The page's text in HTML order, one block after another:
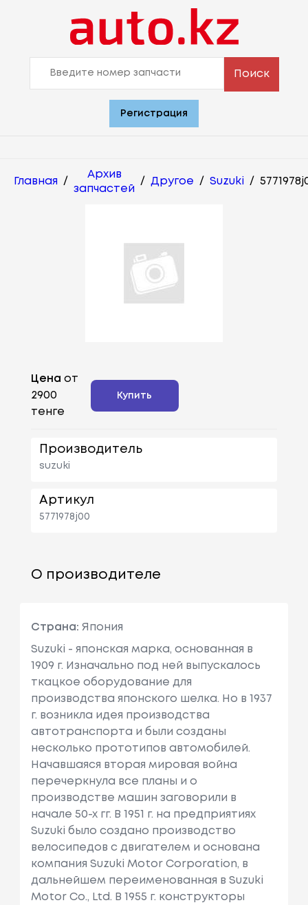
Поиск
Регистрация
Главная /
Архив
запчастей
/ Другое / Suzuki /
Цена от
2900
тенге
Купить
Производитель
suzuki
Артикул
5771978j00
О производителе
Страна: Япония
Suzuki - японская марка, основанная в
1909 г. Изначально под ней выпускалось
ткацкое оборудование для
производства японского шелка. Но в 1937
г. возникла идея производства
автотранспорта и были созданы
несколько прототипов автомобилей.
Начавшаяся вторая мировая война
перечеркнула все планы и о
производстве машин заговорили в
начале 50-х гг. В 1951 г. на предприятиях
Suzuki было создано производство
велосипедов с двигателем и основана
компания Suzuki Motor Corporation, в
дальнейшем переименованная в Suzuki
Motor Co., Ltd. В 1955 г. конструкторы